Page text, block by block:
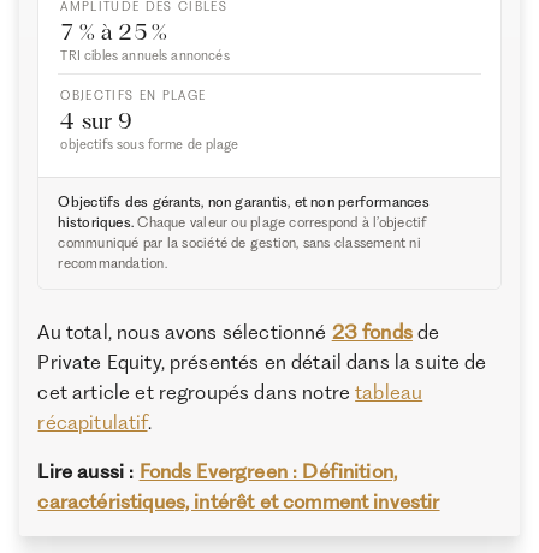
AMPLITUDE DES CIBLES
7 % à 25 %
TRI cibles annuels annoncés
OBJECTIFS EN PLAGE
4 sur 9
objectifs sous forme de plage
Objectifs des gérants, non garantis, et non performances
historiques. Chaque valeur ou plage correspond à l’objectif
communiqué par la société de gestion, sans classement ni
recommandation.
Au total, nous avons sélectionné 23 fondsde
Private Equity, présentés en détail dans la suite de
cet article et regroupés dans notretableau
récapitulatif.
Lire aussi : Fonds Evergreen : Définition,
caractéristiques, intérêt et comment investir